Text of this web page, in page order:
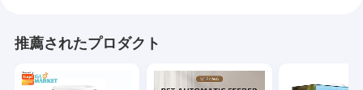
推薦されたプロダクト